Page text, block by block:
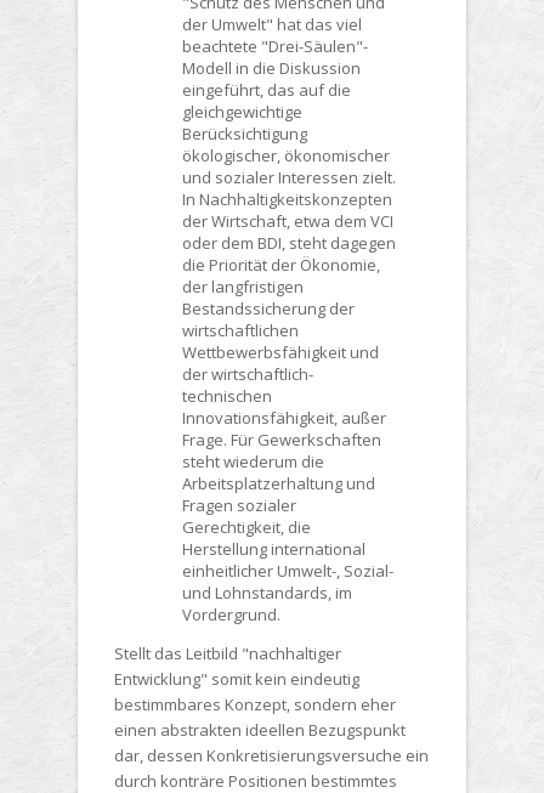
der Umwelt" hat das viel
beachtete "Drei-Säulen"-
Modell in die Diskussion
eingeführt, das auf die
gleichgewichtige
Berücksichtigung
ökologischer, ökonomischer
und sozialer Interessen zielt.
In Nachhaltigkeitskonzepten
der Wirtschaft, etwa dem VCI
oder dem BDI, steht dagegen
die Priorität der Ökonomie,
der langfristigen
Bestandssicherung der
wirtschaftlichen
Wettbewerbsfähigkeit und
der wirtschaftlich-
technischen
Innovationsfähigkeit, außer
Frage. Für Gewerkschaften
steht wiederum die
Arbeitsplatzerhaltung und
Fragen sozialer
Gerechtigkeit, die
Herstellung international
einheitlicher Umwelt-, Sozial-
und Lohnstandards, im
Vordergrund.
Stellt das Leitbild "nachhaltiger
Entwicklung" somit kein eindeutig
bestimmbares Konzept, sondern eher
einen abstrakten ideellen Bezugspunkt
dar, dessen Konkretisierungsversuche ein
durch konträre Positionen bestimmtes